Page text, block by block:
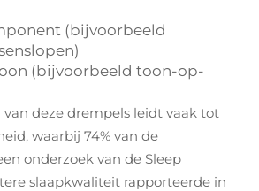
(bijvoorbeeld
(bijvoorbeeld toon-op-
van deze drempels leidt vaak tot
waarbij 74% van de
onderzoek van de Sleep
slaapkwaliteit rapporteerde in